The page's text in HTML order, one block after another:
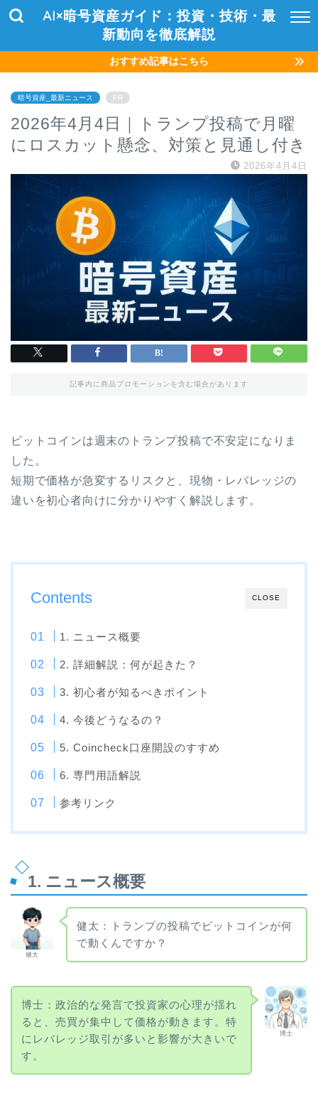
AI×暗号資産ガイド：投資・技術・最
新動向を徹底解説
おすすめ記事はこちら
暗号資産_最新ニュース PR
2026年4月4日｜トランプ投稿で月曜
にロスカット懸念、対策と見通し付き
2026年4月4日
記事内に商品プロモーションを含む場合があります
ビットコインは週末のトランプ投稿で不安定になりま
した。
短期で価格が急変するリスクと、現物・レバレッジの
違いを初心者向けに分かりやすく解説します。
CLOSE
Contents
1. ニュース概要
2. 詳細解説：何が起きた？
3. 初心者が知るべきポイント
4. 今後どうなるの？
5. Coincheck口座開設のすすめ
6. 専門用語解説
参考リンク
1. ニュース概要
健太
健太：トランプの投稿でビットコインが何
で動くんですか？
博士
博士：政治的な発言で投資家の心理が揺れ
ると、売買が集中して価格が動きます。特
にレバレッジ取引が多いと影響が大きいで
す。